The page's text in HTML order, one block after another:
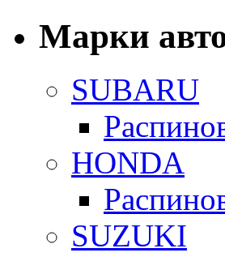
Марки
SUBARU
HONDA
SUZUKI